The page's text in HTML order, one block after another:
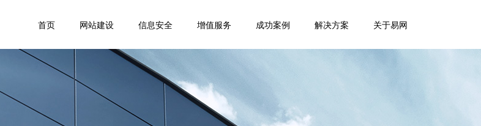
首页 网站建设 信息安全 增值服务 成功案例 解决方案 关于易网